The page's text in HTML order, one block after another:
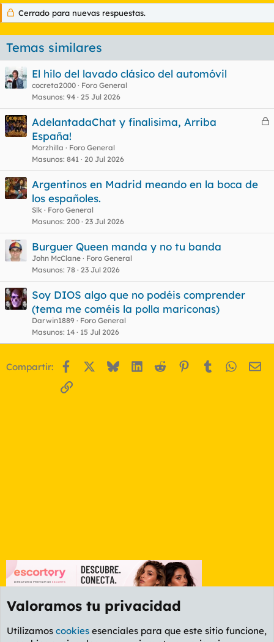
Cerrado para nuevas respuestas.
Temas similares
El hilo del lavado clásico del automóvil
cocreta2000
Foro General
Masunos 94 25 Jul 2026
C
a
AdelantadaChat y finalisima, Arriba
España!
Morzhilla
Foro General
Masunos 841 20 Jul 2026
Argentinos en Madrid meando en la boca de
los españoles.
Slk
Foro General
Masunos 200 23 Jul 2026
Burguer Queen manda y no tu banda
John McClane
Foro General
Masunos 78 23 Jul 2026
Soy DIOS algo que no podéis comprender
(tema me coméis la polla mariconas)
Darwin1889
Foro General
Masunos 14 15 Jul 2026
Compartir: Facebook BlueskyLinkedIn
Reddit Pinterest
Tumblr
Enlace
Valoramos tu privacidad
Utilizamos cookies esenciales para que este sitio funcione,